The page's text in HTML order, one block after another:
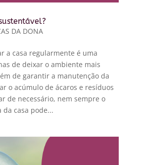
DA DONA
a casa regularmente é uma
de deixar o ambiente mais
de garantir a manutenção da
o acúmulo de ácaros e resíduos
de necessário, nem sempre o
casa pode...